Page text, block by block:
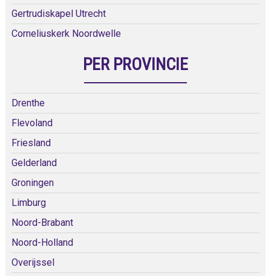
Gertrudiskapel Utrecht
Corneliuskerk Noordwelle
PER PROVINCIE
Drenthe
Flevoland
Friesland
Gelderland
Groningen
Limburg
Noord-Brabant
Noord-Holland
Overijssel